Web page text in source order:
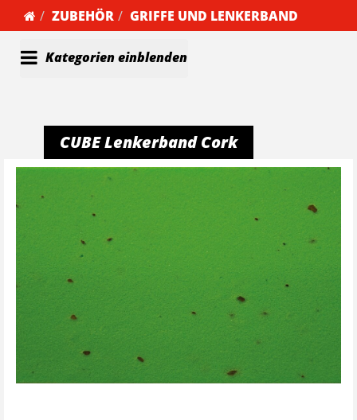
ZUBEHÖR GRIFFE UND LENKERBAND
Kategorien einblenden
CUBE Lenkerband Cork